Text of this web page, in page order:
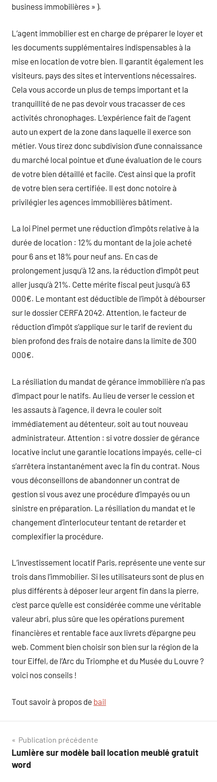
business immobilières » ).
L’agent immobilier est en charge de préparer le loyer et
les documents supplémentaires indispensables à la
mise en location de votre bien. Il garantit également les
visiteurs, pays des sites et interventions nécessaires.
Cela vous accorde un plus de temps important et la
tranquillité de ne pas devoir vous tracasser de ces
activités chronophages. L’expérience fait de l’agent
auto un expert de la zone dans laquelle il exerce son
métier. Vous tirez donc subdivision d’une connaissance
du marché local pointue et d’une évaluation de le cours
de votre bien détaillé et facile. C’est ainsi que la profit
de votre bien sera certifiée. Il est donc notoire à
privilégier les agences immobilières bâtiment.
La loi Pinel permet une réduction d’impôts relative à la
durée de location : 12% du montant de la joie acheté
pour 6 ans et 18% pour neuf ans. En cas de
prolongement jusqu’à 12 ans, la réduction d’impôt peut
aller jusqu’à 21%. Cette mérite fiscal peut jusqu’à 63
000€. Le montant est déductible de l’impôt à débourser
sur le dossier CERFA 2042. Attention, le facteur de
réduction d’impôt s’applique sur le tarif de revient du
bien profond des frais de notaire dans la limite de 300
000€.
La résiliation du mandat de gérance immobilière n’a pas
d’impact pour le natifs. Au lieu de verser le cession et
les assauts à l’agence, il devra le couler soit
immédiatement au détenteur, soit au tout nouveau
administrateur. Attention : si votre dossier de gérance
locative inclut une garantie locations impayés, celle-ci
s’arrêtera instantanément avec la fin du contrat. Nous
vous déconseillons de abandonner un contrat de
gestion si vous avez une procédure d’impayés ou un
sinistre en préparation. La résiliation du mandat et le
changement d’interlocuteur tentant de retarder et
complexifier la procédure.
L’investissement locatif Paris, représente une vente sur
trois dans l’immobilier. Si les utilisateurs sont de plus en
plus différents à déposer leur argent fin dans la pierre,
c’est parce qu’elle est considérée comme une véritable
valeur abri, plus sûre que les opérations purement
financières et rentable face aux livrets d’épargne peu
web. Comment bien choisir son bien sur la région de la
tour Eiffel, de l’Arc du Triomphe et du Musée du Louvre ?
voici nos conseils !
Tout savoir à propos de bail
Navigation
de
Publication précédente
Lumière sur modèle bail location meublé gratuit
word